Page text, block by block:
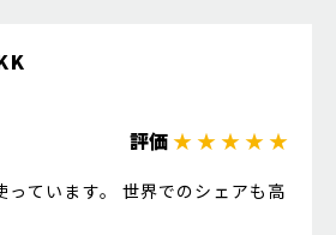
評価★ ★ ★ ★ ★
っています。 世界でのシェアも高